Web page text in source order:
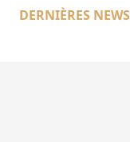
DERNIÈRES NEWS